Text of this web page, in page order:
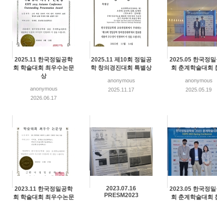
2025.11 한국정밀공학
회 학술대회 최우수논문
상
anonymous
2026.06.17
2025.11 제10회 정밀공
학 창의경진대회 특별상
anonymous
2025.11.17
2025.05 한국정
회 춘계학술대회
anonymous
2025.05.19
2023.11 한국정밀공학
회 학술대회 최우수논문
2023.07.16
PRESM2023
2023.05 한국정
회 춘계학술대회